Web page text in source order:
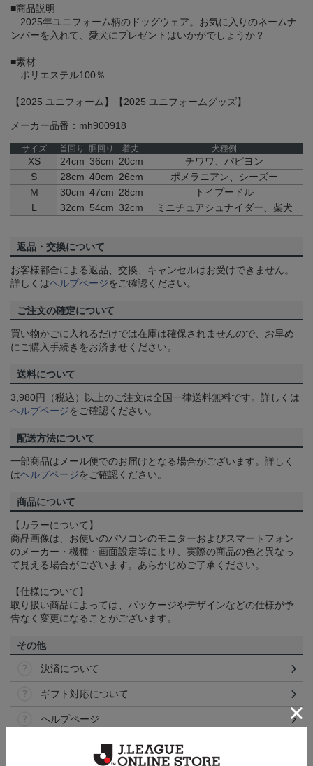
■商品説明
2025年ユニフォーム柄のドッグウェア。お気に入りのネームナ
ンバーを入れて、愛犬にプレゼントはいかがでしょうか？
■素材
ポリエステル100％
【2025 ユニフォーム】【2025 ユニフォームグッズ】
メーカー品番：mh900918
サイズ 首回り 胴回り 着丈 犬種例
XS 24cm 36cm 20cm
チワワ、パピヨン
S
28cm 40cm 26cm
ポメラニアン、シーズー
M
30cm 47cm 28cm
トイプードル
L
32cm 54cm 32cm ミニチュアシュナイダー、柴犬
返品・交換について
お客様都合による返品、交換、キャンセルはお受けできません。
詳しくはヘルプページをご確認ください。
ご注文の確定について
買い物かごに入れるだけでは在庫は確保されませんので、お早め
にご購入手続きをお済ませください。
送料について
3,980円（税込）以上のご注文は全国一律送料無料です。詳しくは
ヘルプページをご確認ください。
配送方法について
一部商品はメール便でのお届けとなる場合がございます。詳しく
はヘルプページをご確認ください。
商品について
【カラーについて】
商品画像は、お使いのパソコンのモニターおよびスマートフォン
のメーカー・機種・画面設定等により、実際の商品の色と異なっ
て見える場合がございます。あらかじめご了承ください。
【仕様について】
取り扱い商品によっては、パッケージやデザインなどの仕様が予
告なく変更になることがございます。
その他
決済について
ギフト対応について
ヘルプページ